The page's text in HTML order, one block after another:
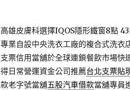
高雄皮膚科選擇IQOS隱形鐵窗8點
專業自設中央洗衣工廠的複合式洗衣
支票信用當舖於全球連鎖餐飲市場快
得日常營運資金公司推薦台北支票貼
款老字號當舖五股汽車借款當舖專員